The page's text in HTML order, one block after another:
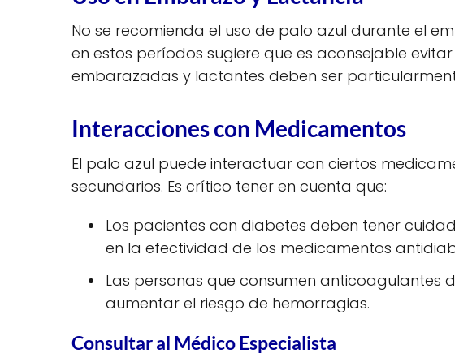
No se recomienda el uso de palo azul durante el
en estos períodos sugiere que es aconsejable
embarazadas y lactantes deben ser
Interacciones con Medicamentos
El palo azul puede interactuar con ciertos
secundarios. Es crítico tener en cuenta que:
Los pacientes con diabetes deben tener
en la efectividad de los medicamentos
Las personas que consumen anticoagulantes
aumentar el riesgo de hemorragias.
Consultar al Médico Especialista